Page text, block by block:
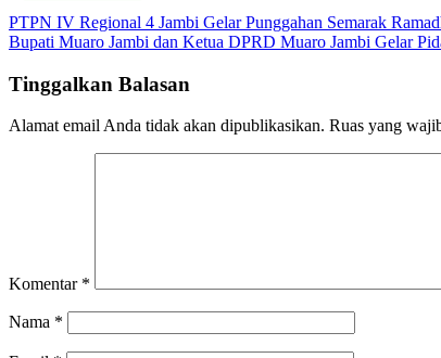
Navigasi
pos
PTPN IV Regional 4 Jambi Gelar Punggahan Semarak
Bupati Muaro Jambi dan Ketua DPRD Muaro Jambi Gelar
Tinggalkan Balasan
Alamat email Anda tidak akan dipublikasikan. Ruas yang
Komentar *
Nama *